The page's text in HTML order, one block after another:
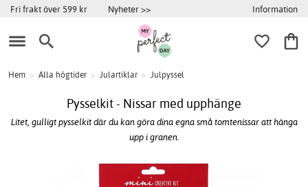
Fri frakt över 599 kr Nyheter >> Information
Hem > Alla högtider > Julartiklar > Julpyssel
Pysselkit - Nissar med upphänge
Litet, gulligt pysselkit där du kan göra dina egna små tomtenissar att hänga
upp i granen.